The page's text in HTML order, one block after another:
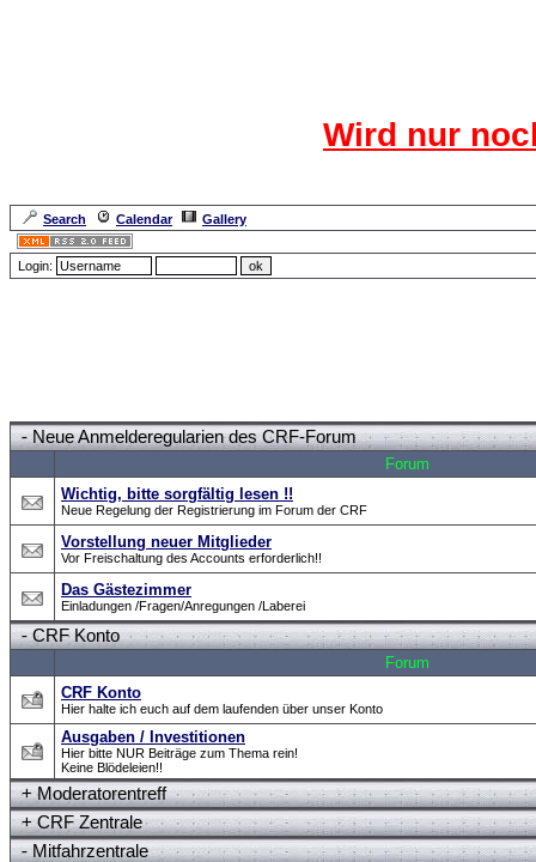
Wird nur
Search Calendar
Gallery
Login:
- Neue Anmelderegularien des CRF-Forum
Forum
Wichtig, bitte sorgfältig lesen !!
Neue Regelung der Registrierung im Forum der CRF
Vorstellung neuer Mitglieder
Vor Freischaltung des Accounts erforderlich!!
Das Gästezimmer
Einladungen /Fragen/Anregungen /Laberei
- CRF Konto
Forum
CRF Konto
Hier halte ich euch auf dem laufenden über unser Konto
Ausgaben / Investitionen
Hier bitte NUR Beiträge zum Thema rein!
Keine Blödeleien!!
+ Moderatorentreff
+ CRF Zentrale
- Mitfahrzentrale